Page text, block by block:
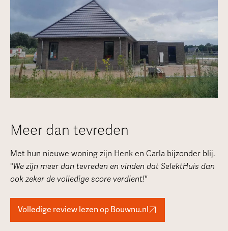
Meer dan tevreden
Met hun nieuwe woning zijn Henk en Carla bijzonder blij.
"We zijn meer dan tevreden en vinden dat SelektHuis dan
ook zeker de volledige score verdient!"
Volledige review lezen op Bouwnu.nl